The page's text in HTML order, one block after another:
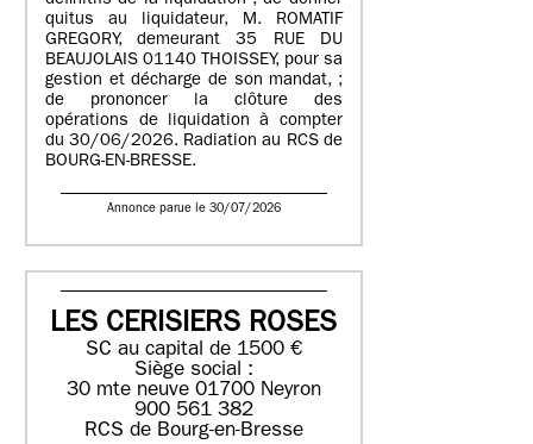
quitus au liquidateur, M. ROMATIF
GREGORY, demeurant 35 RUE DU
BEAUJOLAIS 01140 THOISSEY, pour sa
gestion et décharge de son mandat, ;
de prononcer la clôture des
opérations de liquidation à compter
du 30/06/2026. Radiation au RCS de
BOURG-EN-BRESSE.
Annonce parue le 30/07/2026
LES CERISIERS ROSES
SC au capital de 1500 €
Siège social :
30 mte neuve 01700 Neyron
900 561 382
RCS de Bourg-en-Bresse